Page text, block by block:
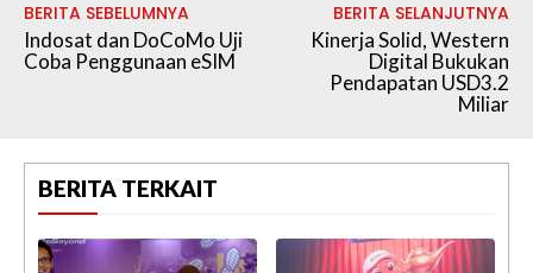
BERITA SEBELUMNYA
Indosat dan DoCoMo Uji
Coba Penggunaan eSIM
BERITA SELANJUTNYA
Kinerja Solid, Western
Digital Bukukan
Pendapatan USD3.2
Miliar
BERITA TERKAIT